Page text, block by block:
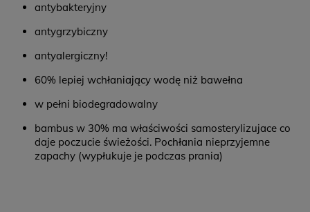
antybakteryjny
antygrzybiczny
antyalergiczny!
60% lepiej wchłaniający wodę niż bawełna
w pełni biodegradowalny
bambus w 30% ma właściwości samosterylizujace co
daje poczucie świeżości. Pochłania nieprzyjemne
zapachy (wypłukuje je podczas prania)